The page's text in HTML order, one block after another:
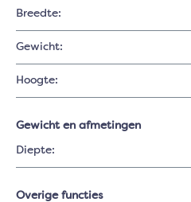
Breedte:
Gewicht:
Hoogte:
Gewicht en afmetingen
Diepte:
Overige functies